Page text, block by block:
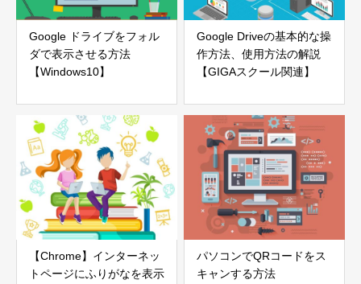
Google ドライブをフォル
ダで表示させる方法
【Windows10】
Google Driveの基本的な操
作方法、使用方法の解説
【GIGAスクール関連】
【Chrome】インターネッ
トページにふりがなを表示
パソコンでQRコードをス
キャンする方法